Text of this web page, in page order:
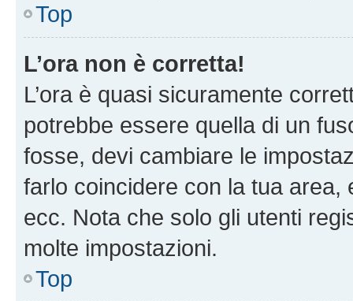
Top
L’ora non è corretta!
L’ora è quasi sicuramente
potrebbe essere quella di un
fosse, devi cambiare le
farlo coincidere con la tua area,
ecc. Nota che solo gli utenti
molte impostazioni.
Top